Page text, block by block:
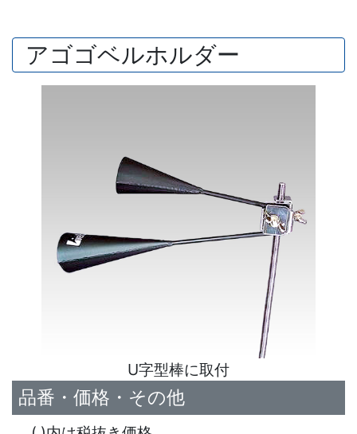
アゴゴベルホルダー
U字型棒に取付
品番・価格・その他